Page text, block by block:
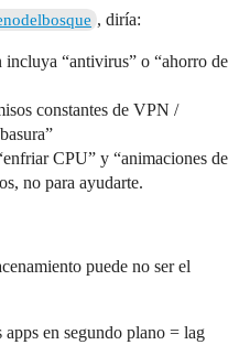
, diría:
“antivirus” o “ahorro de
constantes de VPN /
CPU” y “animaciones de
no para ayudarte.
puede no ser el
en segundo plano = lag